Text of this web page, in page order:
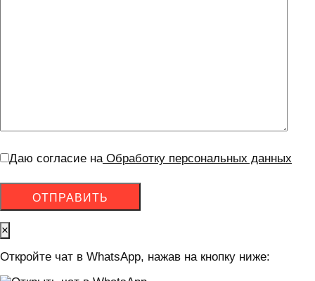
Даю согласие на Обработку персональных данных
×
Откройте чат в WhatsApp, нажав на кнопку ниже: